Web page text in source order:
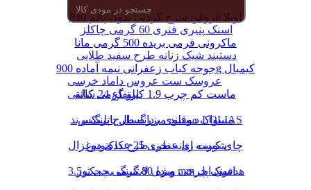
اسنک پنیری فنری 60 گرمی چاکلز
دستبند شیک زنانه طرح سفید طلایی
عروسک ست عروس داماد خرسی
ارتفاع 24 سانتی
دستبند مردانه طرح پلنگ برند LOLIAS
شورت زنانه نخی طرح کاکتوس
مبدل لایتنینگ به جک 3.5 mm هدفون اپل
روغن سرخ کردنی بدون پالم 810g اویلا
ماکرونی فرمی بریده 500 گرمی مانا
جوجه کباب زعفرانی نیمه آماده 900g کیمبال
ماست کم چرب 1.9 کیلو گرمی کاله
مسواک دوقلوی بزرگسال پاتریکس
چای کیسه ای عطری 25 عددی دوغزال
اسنک چرخی ویژه 80 گرمی چی توز